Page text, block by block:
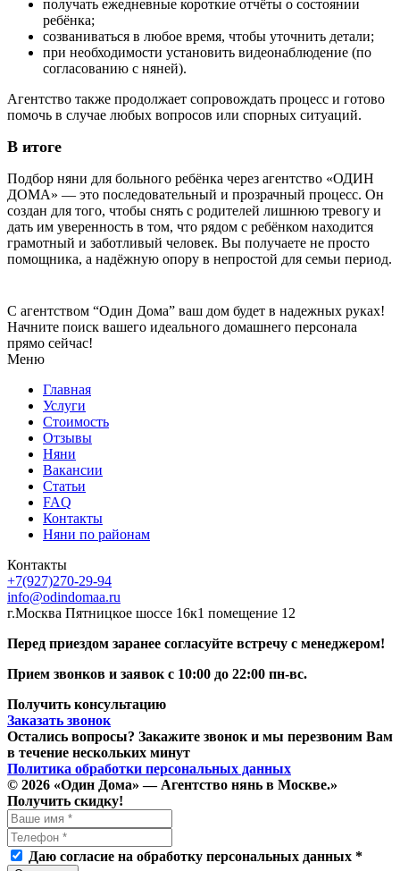
получать ежедневные короткие отчёты о состоянии
ребёнка;
созваниваться в любое время, чтобы уточнить детали;
при необходимости установить видеонаблюдение (по
согласованию с няней).
Агентство также продолжает сопровождать процесс и готово
помочь в случае любых вопросов или спорных ситуаций.
В итоге
Подбор няни для больного ребёнка через агентство «ОДИН
ДОМА» — это последовательный и прозрачный процесс. Он
создан для того, чтобы снять с родителей лишнюю тревогу и
дать им уверенность в том, что рядом с ребёнком находится
грамотный и заботливый человек. Вы получаете не просто
помощника, а надёжную опору в непростой для семьи период.
С агентством “Один Дома” ваш дом будет в надежных руках!
Начните поиск вашего идеального домашнего персонала
прямо сейчас!
Меню
Главная
Услуги
Стоимость
Отзывы
Няни
Вакансии
Статьи
FAQ
Контакты
Няни по районам
Контакты
+7(927)270-29-94
info@odindomaa.ru
г.Москва Пятницкое шоссе 16к1 помещение 12
Перед приездом заранее cогласуйте встречу с менеджером!
Прием звонков и заявок с 10:00 до 22:00 пн-вс.
Получить консультацию
Заказать звонок
Остались вопросы? Закажите звонок и мы перезвоним Вам
в течение нескольких минут
Политика обработки персональных данных
© 2026 «Один Дома» — Агентство нянь в Москве.»
Получить скидку!
Даю согласие на обработку персональных данных *